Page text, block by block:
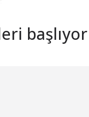
başlıyor